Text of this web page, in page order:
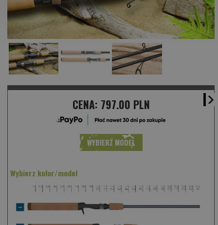
CENA: 797.00 PLN
WYBIERZ MODEL
Wybierz kolor/model